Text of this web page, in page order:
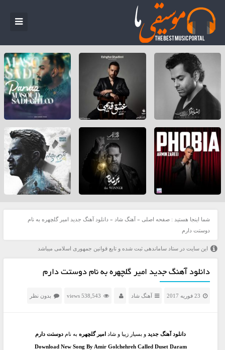
شما اینجا هستید : صفحه اصلی » آهنگ شاد » دانلود آهنگ جدید امیر گلچهره به نام
دوستت دارم
این سایت در ستاد ساماندهی ثبت شده و تابع قوانین جمهوری اسلامی میباشد
دانلود آهنگ جدید امیر گلچهره به نام دوستت دارم
23 فوریه 2017 آهنگ شاد 538,543 views بدون نظر
دانلود آهنگ جدیدو بسیار زیبا و شاد امیر گلچهرهبه نام دوستت دارم
Download New Song By Amir Golchehreh Called Duset Daram